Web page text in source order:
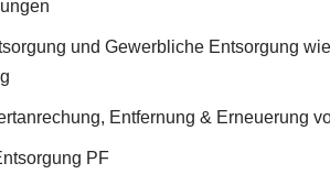
und Gewerbliche Entsorgung
Entfernung & Erneuerung
PF